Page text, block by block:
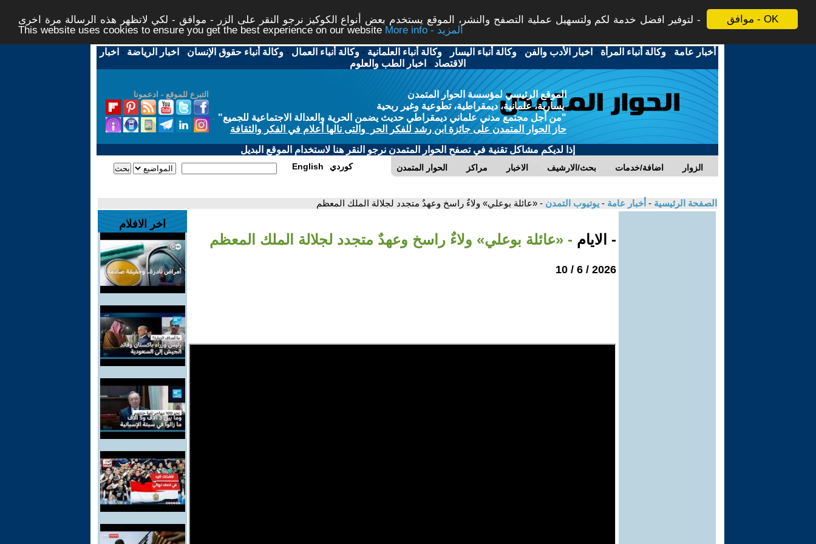
موافق - OK
لتوفير افضل خدمة لكم ولتسهيل عملية التصفح والنشر، الموقع يستخدم بعض أنواع الكوكيز نرجو النقر على الزر - موافق - لكي لاتظهر هذه الرسالة مرة اخرى -
This website uses cookies to ensure you get the best experience on our website
More info - المزيد
أخبار عامة -وكالة أنباء المرأة - اخبار الأدب والفن -وكالة أنباء اليسار -وكالة أنباء العلمانية -وكالة أنباء العمال -وكالة أنباء حقوق الإنسان - اخبار الرياضة - اخبار
الاقتصاد - اخبار الطب والعلوم
التبرع للموقع - ادعمونا
الموقع الرئيسي لمؤسسة الحوار المتمدن
يسارية، علمانية، ديمقراطية، تطوعية وغير ربحية
"من أجل مجتمع مدني علماني ديمقراطي حديث يضمن الحرية والعدالة الاجتماعية للجميع"
حاز الحوار المتمدن على جائزة ابن رشد للفكر الحر والتى نالها أعلام في الفكر والثقافة
إذا لديكم مشاكل تقنية في تصفح الحوار المتمدن نرجو النقر هنا لاستخدام الموقع البديل
الحوار المتمدن مراكز الاخبار بحث/الارشيف اضافة/خدمات الزوار English كوردي
الصفحة الرئيسية - أخبار عامة - يوتيوب التمدن - «عائلة بوعلي» ولاءٌ راسخ وعهدٌ متجدد لجلالة الملك المعظم
- الايام - «عائلة بوعلي» ولاءٌ راسخ وعهدٌ متجدد لجلالة الملك المعظم
2026 / 6 / 10
اخر الافلام